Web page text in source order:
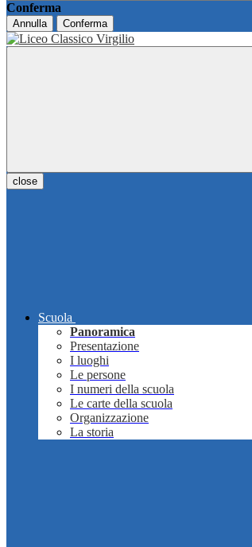
Conferma
Annulla Conferma
close
Scuola
Panoramica
Presentazione
I luoghi
Le persone
I numeri della scuola
Le carte della scuola
Organizzazione
La storia